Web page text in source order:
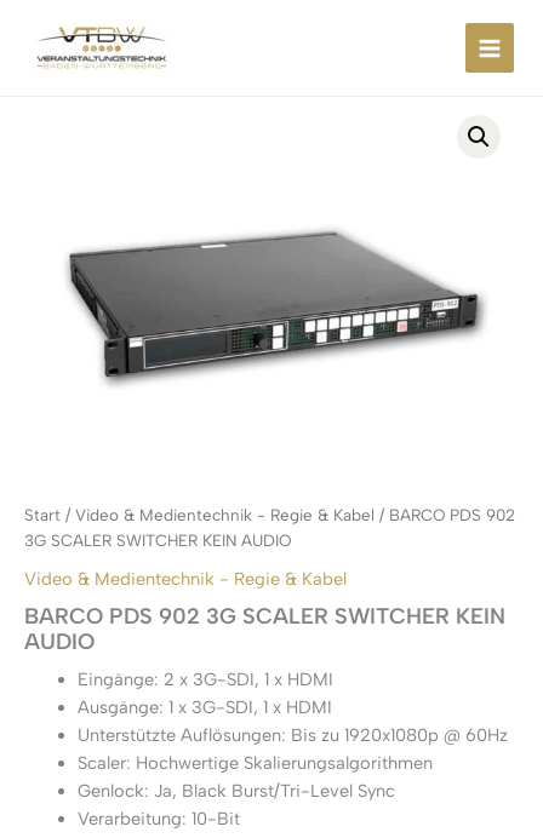
springen
Inhalt
springen
Start / Video & Medientechnik - Regie & Kabel / BARCO PDS 902
3G SCALER SWITCHER KEIN AUDIO
Video & Medientechnik - Regie & Kabel
BARCO PDS 902 3G SCALER SWITCHER KEIN
AUDIO
Eingänge: 2 x 3G-SDI, 1 x HDMI
Ausgänge: 1 x 3G-SDI, 1 x HDMI
Unterstützte Auflösungen: Bis zu 1920x1080p @ 60Hz
Scaler: Hochwertige Skalierungsalgorithmen
Genlock: Ja, Black Burst/Tri-Level Sync
Verarbeitung: 10-Bit